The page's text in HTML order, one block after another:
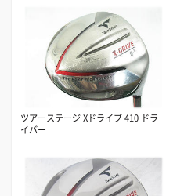
ツアーステージ Xドライブ 410 ドラ
イバー